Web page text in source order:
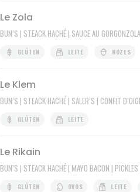
Le Zola
BUN’S | STEACK HACHÉ | SAUCE AU
GLÚTEN LEITE NOZES
Le Klem
BUN’S | STEACK HACHÉ | SALER’S | CONFIT
GLÚTEN LEITE
Le Rikain
BUN’S | STEACK HACHÉ | MAYO BACON |
GLÚTEN OVOS LEITE